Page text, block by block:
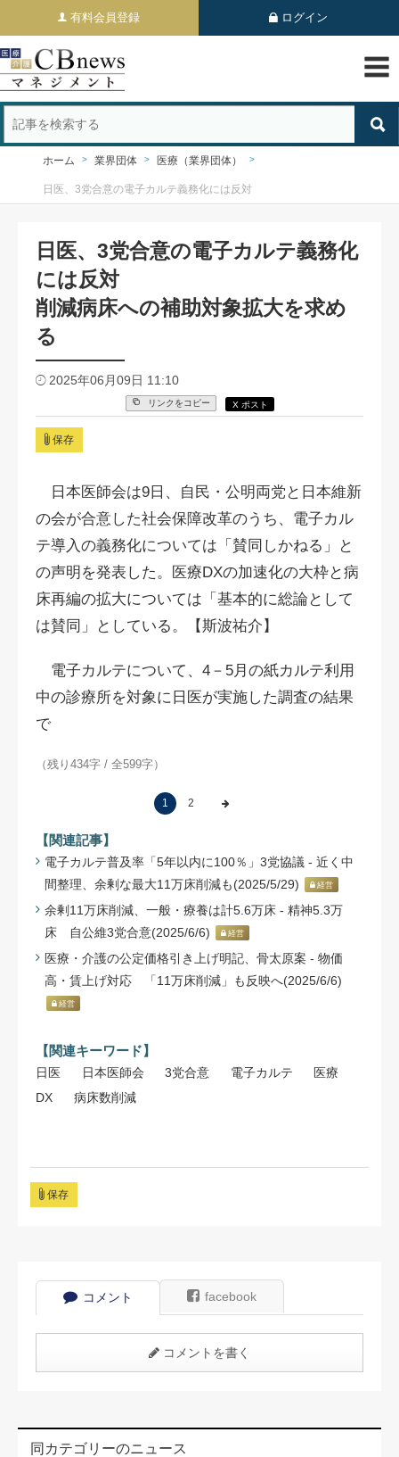
有料会員登録 ログイン
ホーム 業界団体 医療（業界団体）
日医、3党合意の電子カルテ義務化には反対
日医、3党合意の電子カルテ義務化
には反対
削減病床への補助対象拡大を求め
る
2025年06月09日 11:10
リンクをコピー X ポスト
保存
日本医師会は9日、自民・公明両党と日本維新
の会が合意した社会保障改革のうち、電子カル
テ導入の義務化については「賛同しかねる」と
の声明を発表した。医療DXの加速化の大枠と病
床再編の拡大については「基本的に総論として
は賛同」としている。【斯波祐介】
電子カルテについて、4－5月の紙カルテ利用
中の診療所を対象に日医が実施した調査の結果
で
（残り434字 / 全599字）
1 2
【関連記事】
電子カルテ普及率「5年以内に100％」3党協議 - 近く中
間整理、余剰な最大11万床削減も(2025/5/29)
経営
余剰11万床削減、一般・療養は計5.6万床 - 精神5.3万
床 自公維3党合意(2025/6/6)
経営
医療・介護の公定価格引き上げ明記、骨太原案 - 物価
高・賃上げ対応 「11万床削減」も反映へ(2025/6/6)
経営
【関連キーワード】
日医 日本医師会 3党合意 電子カルテ
医療
DX
病床数削減
保存
コメント facebook
コメントを書く
同カテゴリーのニュース